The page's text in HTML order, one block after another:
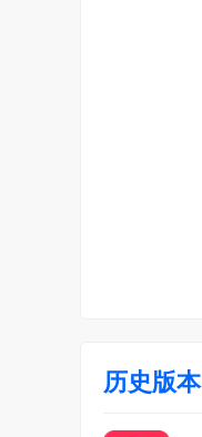
历史版本